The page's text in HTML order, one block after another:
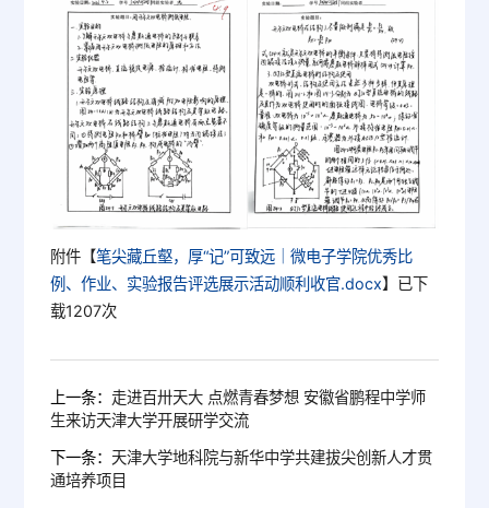
附件【笔尖藏丘壑，厚“记”可致远｜微电子学院优秀比
例、作业、实验报告评选展示活动顺利收官.docx】已下
载1207次
上一条： 走进百卅天大 点燃青春梦想 安徽省鹏程中学师
生来访天津大学开展研学交流
下一条： 天津大学地科院与新华中学共建拔尖创新人才贯
通培养项目